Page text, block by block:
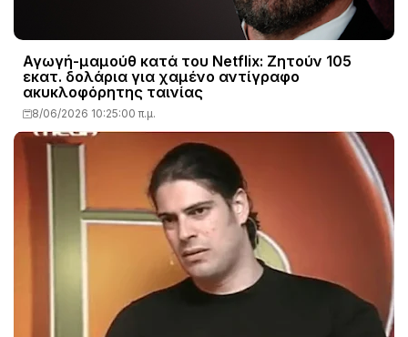
Αγωγή-μαμούθ κατά του Netflix: Ζητούν 105
εκατ. δολάρια για χαμένο αντίγραφο
ακυκλοφόρητης ταινίας
8/06/2026 10:25:00 π.μ.